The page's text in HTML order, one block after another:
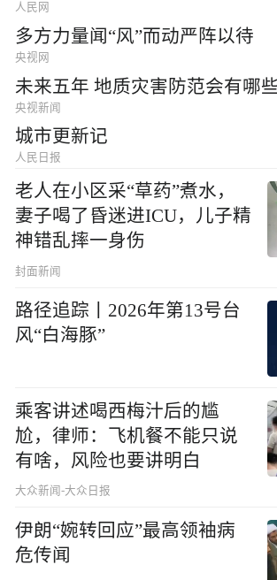
人民网
多方力量闻“风”而动严阵以待
央视网
未来五年 地质灾害防范会有哪些
央视新闻
城市更新记
人民日报
老人在小区采“草药”煮水，
妻子喝了昏迷进ICU，儿子精
神错乱摔一身伤
封面新闻
路径追踪丨2026年第13号台
风“白海豚”
乘客讲述喝西梅汁后的尴
尬，律师：飞机餐不能只说
有啥，风险也要讲明白
大众新闻-大众日报
伊朗“婉转回应”最高领袖病
危传闻